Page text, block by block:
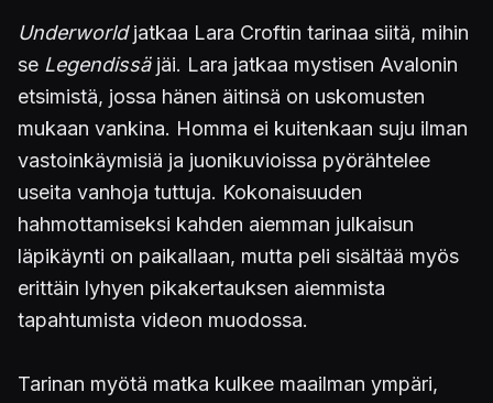
Underworldjatkaa Lara Croftin tarinaa siitä, mihin
se Legendissä jäi. Lara jatkaa mystisen Avalonin
etsimistä, jossa hänen äitinsä on uskomusten
mukaan vankina. Homma ei kuitenkaan suju ilman
vastoinkäymisiä ja juonikuvioissa pyörähtelee
useita vanhoja tuttuja. Kokonaisuuden
hahmottamiseksi kahden aiemman julkaisun
läpikäynti on paikallaan, mutta peli sisältää myös
erittäin lyhyen pikakertauksen aiemmista
tapahtumista videon muodossa.
Tarinan myötä matka kulkee maailman ympäri,